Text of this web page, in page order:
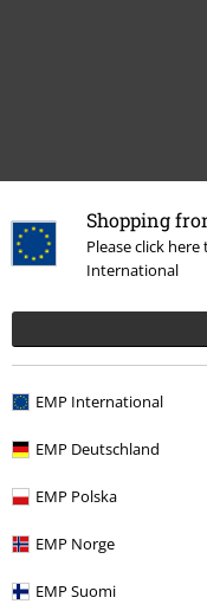
Shopping
Please click
International
EMP International
EMP Deutschland
EMP Polska
EMP Norge
EMP Suomi
Naposledy navštívené
ZĽAVA 51%